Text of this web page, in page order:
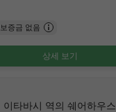
보증금 없음
상세 보기
이타바시 역의 쉐어하우스